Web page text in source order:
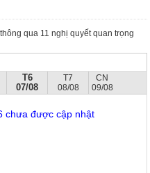
qua 11 nghị quyết quan trọng
T6
07/08
T7
08/08
CN
09/08
chưa được cập nhật